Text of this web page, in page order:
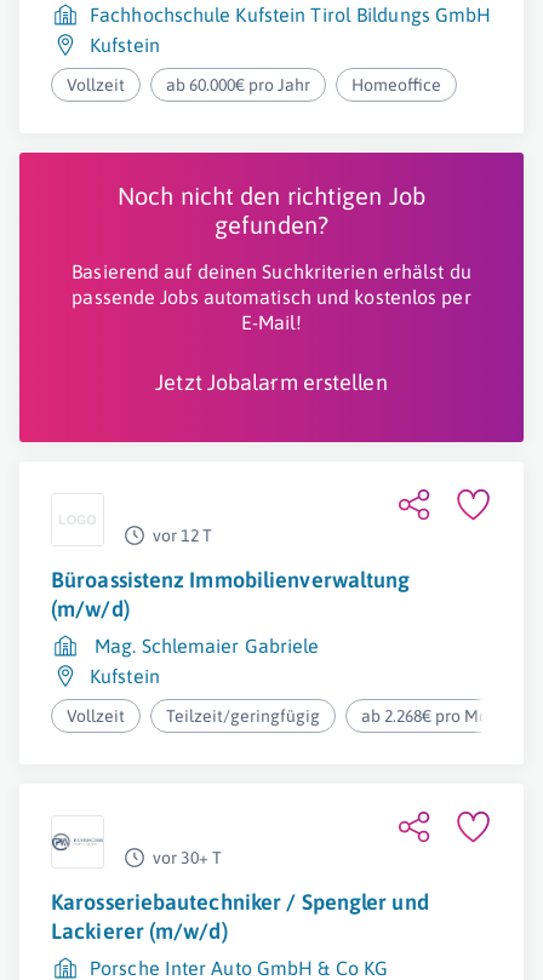
Fachhochschule Kufstein Tirol Bildungs GmbH
Kufstein
Vollzeit ab 60.000€ pro Jahr Homeoffice
Noch nicht den richtigen Job
gefunden?
Basierend auf deinen Suchkriterien erhälst du
passende Jobs automatisch und kostenlos per
E-Mail!
Jetzt Jobalarm erstellen
vor 12 T
Büroassistenz Immobilienverwaltung
(m/w/d)
Mag. Schlemaier Gabriele
Kufstein
Vollzeit Teilzeit/geringfügig ab 2.268€ pro Monat
vor 30+ T
Karosseriebautechniker / Spengler und
Lackierer (m/w/d)
Porsche Inter Auto GmbH & Co KG